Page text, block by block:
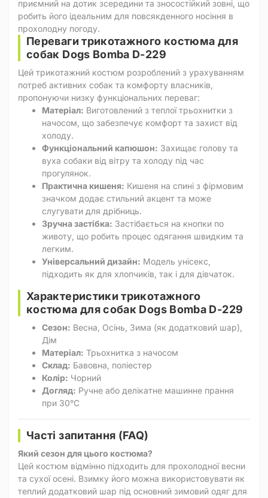
приємний на дотик зсередини та зносостійкий зовні, що
робить його ідеальним для повсякденного носіння в
прохолодну погоду.
Переваги трикотажного костюма для
собак Dogs Bomba D-229
Цей трикотажний костюм розроблений з урахуванням
потреб активних собак та комфорту власників,
пропонуючи низку функціональних переваг:
Матеріал: Виготовлений з теплої трьохнитки з
начосом, що забезпечує комфорт та захист від
холоду.
Функціональний капюшон: Захищає голову та
вуха собаки від вітру та холоду під час
прогулянок.
Практична кишеня: Кишеня на спині з фірмовим
значком додає стильний акцент та може
слугувати для дрібниць.
Зручна застібка: Застібається на кнопки по
животу, що робить процес одягання швидким та
легким.
Універсальний дизайн: Модель унісекс,
підходить як для хлопчиків, так і для дівчаток.
Характеристики трикотажного
костюма для собак Dogs Bomba D-229
Сезон: Весна, Осінь, Зима (як додатковий шар),
Дім
Матеріал: Трьохнитка з начосом
Склад: Бавовна, поліестер
Колір: Чорний
Догляд: Ручне або делікатне машинне прання
при 30°C
Часті запитання (FAQ)
Який сезон для цього костюма?
Цей костюм відмінно підходить для прохолодної весни
та сухої осені. Взимку його можна використовувати як
теплий додатковий шар під основний зимовий одяг для